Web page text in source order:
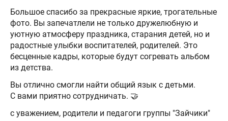
Большое спасибо за прекрасные яркие, трогательные
фото. Вы запечатлели не только дружелюбную и
уютную атмосферу праздника, старания детей, но и
радостные улыбки воспитателей, родителей. Это
бесценные кадры, которые будут согревать альбом
из детства.
Вы отлично смогли найти общий язык с детьми.
С вами приятно сотрудничать. 🤝
с уважением, родители и педагоги группы "Зайчики"